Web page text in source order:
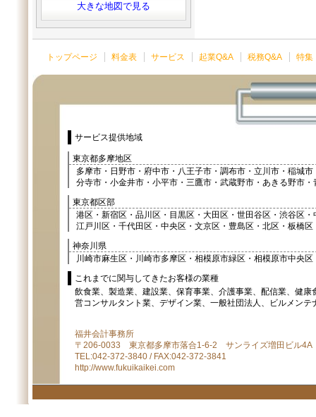
大きな地図で見る
トップページ 料金表 サービス 起業Q&A 税務Q&A 特集
サービス提供地域
東京都多摩地区
多摩市・日野市・府中市・八王子市・調布市・立川市・稲城
分寺市・小金井市・小平市・三鷹市・武蔵野市・あきる野市
東京都区部
港区・新宿区・品川区・目黒区・大田区・世田谷区・渋谷区
江戸川区・千代田区・中央区・文京区・豊島区・北区・板橋区
神奈川県
川崎市麻生区・川崎市多摩区・相模原市緑区・相模原市中央
これまでに関与してきたお客様の業種
飲食業、製造業、建設業、保育事業、介護事業、配信業、健
営コンサルタント業、デザイン業、一般社団法人、ビルメン
福井会計事務所
〒206-0033 東京都多摩市落合1-6-2 サンライズ増田ビル4A
TEL:042-372-3840 / FAX:042-372-3841
http://www.fukuikaikei.com